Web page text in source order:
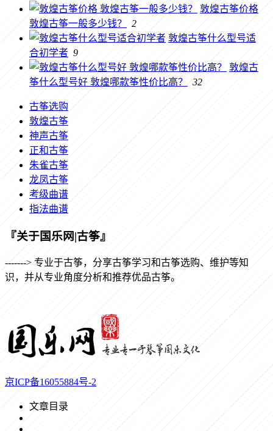
敦煌古筝价格
敦煌古筝一般多少钱？
2
敦煌古筝什么型号适
合初学者 9
敦煌古
筝什么型号好 敦煌哪款筝性价比高？
32
古筝选购
敦煌古筝
神声古筝
正和古筝
朱雀古筝
龙凤古筝
考级曲谱
指法曲谱
『关于国乐网|古筝』
-------> 专业于古筝，分享古筝学习和古筝选购、维护等知
识，并从专业角度分析和推荐优品古筝。
京ICP备16055884号-2
文章目录